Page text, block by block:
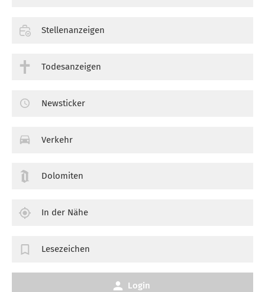
Stellenanzeigen
Todesanzeigen
Newsticker
Verkehr
Dolomiten
In der Nähe
Lesezeichen
Login